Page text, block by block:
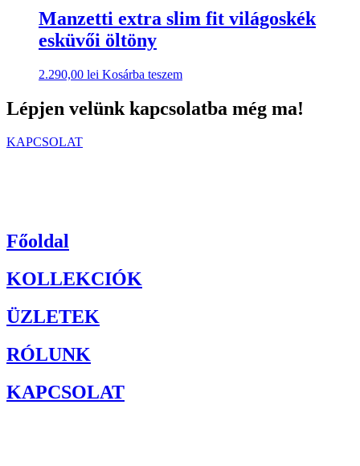
Manzetti extra slim fit világoskék
esküvői öltöny
2.290,00 lei Kosárba teszem
Lépjen velünk kapcsolatba még ma!
KAPCSOLAT
Főoldal
KOLLEKCIÓK
ÜZLETEK
RÓLUNK
KAPCSOLAT